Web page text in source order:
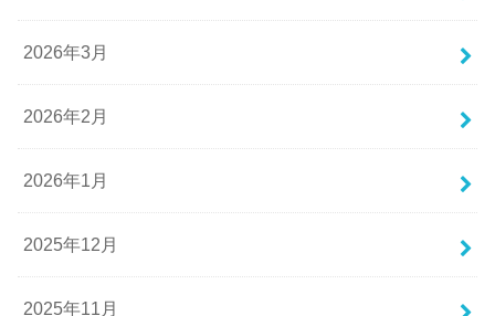
2026年3月
2026年2月
2026年1月
2025年12月
2025年11月